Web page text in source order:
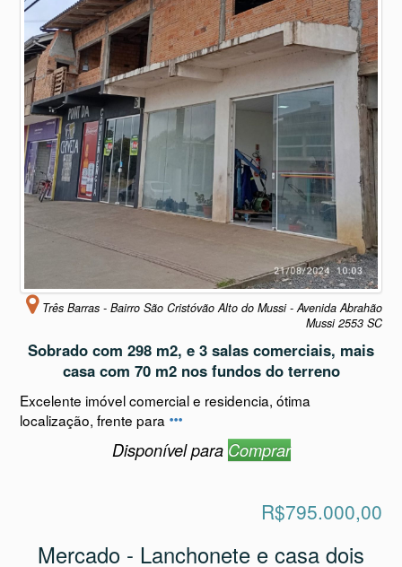
Três Barras - Bairro São Cristóvão Alto do Mussi - Avenida Abrahão
Mussi 2553 SC
Sobrado com 298 m2, e 3 salas comerciais, mais
casa com 70 m2 nos fundos do terreno
Excelente imóvel comercial e residencia, ótima
localização, frente para
Disponível para Comprar
R$795.000,00
Mercado - Lanchonete e casa dois